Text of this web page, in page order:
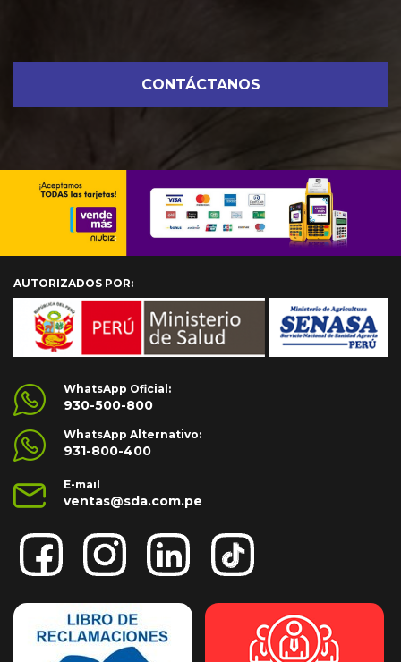
CONTÁCTANOS
AUTORIZADOS POR:
WhatsApp Oficial:
930-500-800
WhatsApp Alternativo:
931-800-400
E-mail
ventas@sda.com.pe